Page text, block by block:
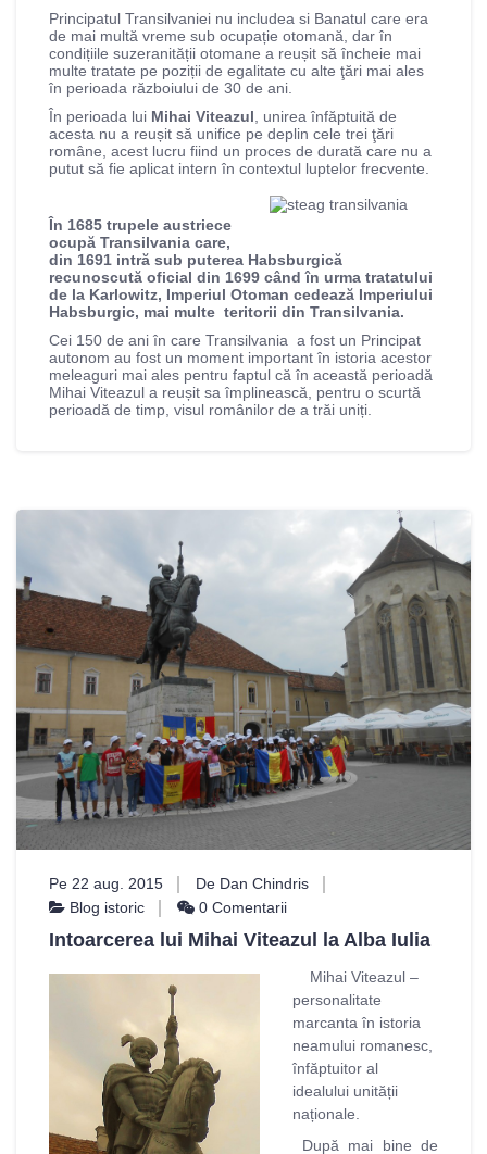
Principatul Transilvaniei nu includea si Banatul care era
de mai multă vreme sub ocupație otomană, dar în
condițiile suzeranității otomane a reușit să încheie mai
multe tratate pe poziții de egalitate cu alte ţări mai ales
în perioada războiului de 30 de ani.
În perioada lui Mihai Viteazul , unirea înfăptuită de
acesta nu a reușit să unifice pe deplin cele trei ţări
române, acest lucru fiind un proces de durată care nu a
putut să fie aplicat intern în contextul luptelor frecvente.
În 1685 trupele austriece
ocupă Transilvania care,
din 1691 intră sub puterea Habsburgică
recunoscută oficial din 1699 când în urma tratatului
de la Karlowitz, Imperiul Otoman cedează Imperiului
Habsburgic, mai multe teritorii din Transilvania.
Cei 150 de ani în care Transilvania a fost un Principat
autonom au fost un moment important în istoria acestor
meleaguri mai ales pentru faptul că în această perioadă
Mihai Viteazul a reușit sa împlinească, pentru o scurtă
perioadă de timp, visul românilor de a trăi uniți.
Pe 22 aug. 2015
De Dan Chindris
Blog istoric
0 Comentarii
Intoarcerea lui Mihai Viteazul la Alba Iulia
Mihai Viteazul –
personalitate
marcanta în istoria
neamului romanesc,
înfăptuitor al
idealului unității
naționale.
După mai bine de